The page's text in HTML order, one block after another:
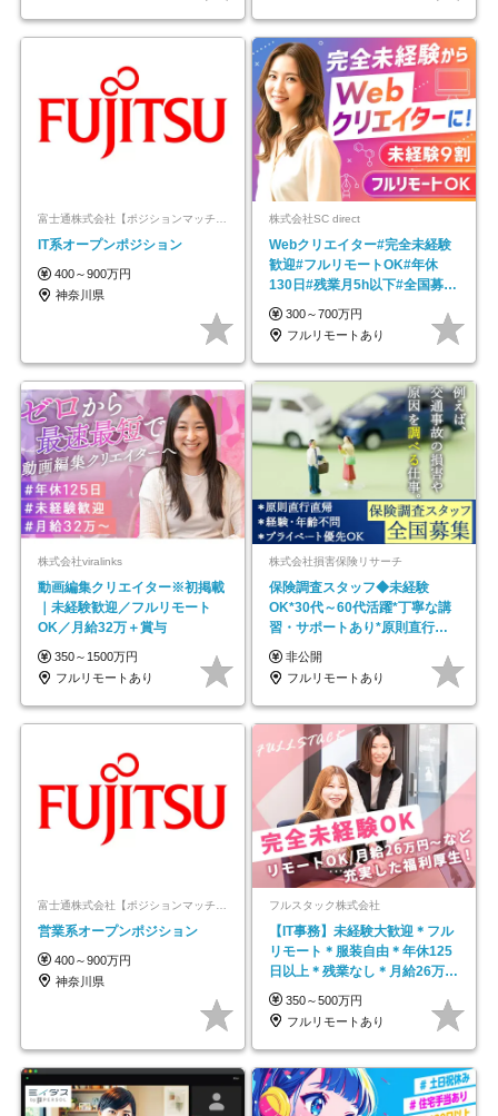
IT系オープンポジション
400～900万円
神奈川県
株式会社SC direct
Webクリエイター#完全未経験
歓迎#フルリモートOK#年休
130日#残業月5h以下#全国募集
#最大1年の研修
300～700万円
フルリモートあり
株式会社viralinks
動画編集クリエイター※初掲載
｜未経験歓迎／フルリモート
OK／月給32万＋賞与
350～1500万円
フルリモートあり
株式会社損害保険リサーチ
保険調査スタッフ◆未経験
OK*30代～60代活躍*丁寧な講
習・サポートあり*原則直行直
帰／全国募集・業務委託
非公開
フルリモートあり
営業系オープンポジション
400～900万円
神奈川県
フルスタック株式会社
【IT事務】未経験大歓迎＊フル
リモート＊服装自由＊年休125
日以上＊残業なし＊月給26万円
以上
350～500万円
フルリモートあり